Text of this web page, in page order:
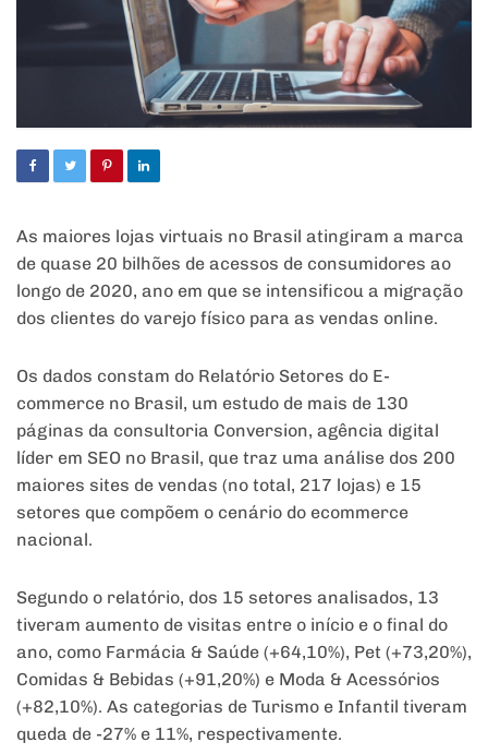
As maiores lojas virtuais no Brasil atingiram a marca
de quase 20 bilhões de acessos de consumidores ao
longo de 2020, ano em que se intensificou a migração
dos clientes do varejo físico para as vendas online.
Os dados constam do Relatório Setores do E-
commerce no Brasil, um estudo de mais de 130
páginas da consultoria Conversion, agência digital
líder em SEO no Brasil, que traz uma análise dos 200
maiores sites de vendas (no total, 217 lojas) e 15
setores que compõem o cenário do ecommerce
nacional.
Segundo o relatório, dos 15 setores analisados, 13
tiveram aumento de visitas entre o início e o final do
ano, como Farmácia & Saúde (+64,10%), Pet (+73,20%),
Comidas & Bebidas (+91,20%) e Moda & Acessórios
(+82,10%). As categorias de Turismo e Infantil tiveram
queda de -27% e 11%, respectivamente.